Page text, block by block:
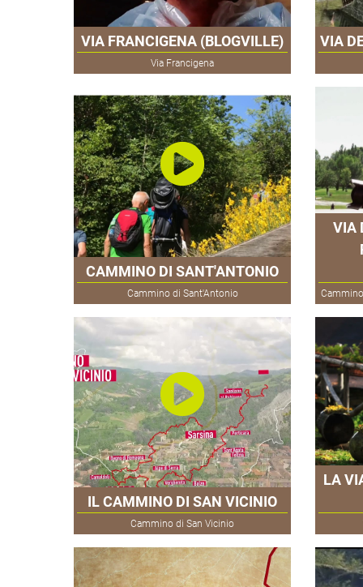
VIA FRANCIGENA (BLOGVILLE)
Via Francigena
VIA
CAMMINO DI SANT'ANTONIO
Cammino di Sant'Antonio
VIA
IL CAMMINO DI SAN VICINIO
Cammino di San Vicinio
LA